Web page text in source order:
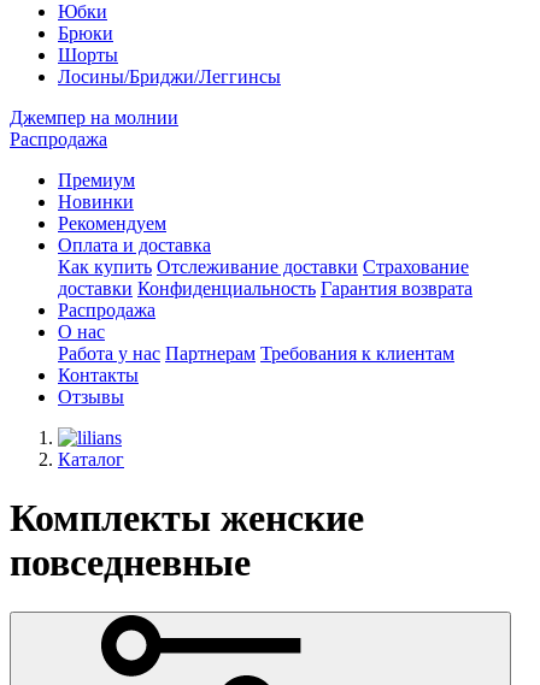
Юбки
Брюки
Шорты
Лосины/Бриджи/Леггинсы
Джемпер на молнии
Распродажа
Премиум
Новинки
Рекомендуем
Оплата и доставка
Как купить Отслеживание доставки Страхование
доставки Конфиденциальность Гарантия возврата
Распродажа
О нас
Работа у нас Партнерам Требования к клиентам
Контакты
Отзывы
Каталог
Комплекты женские
повседневные